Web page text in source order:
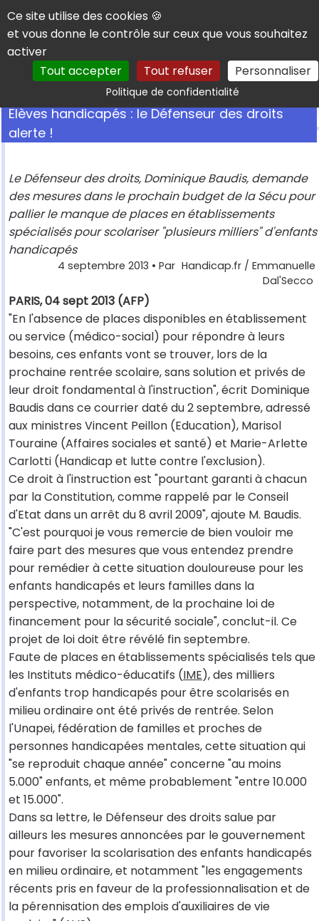
Panneau de gestion des cookies
Ce site utilise des cookies 🍪
et vous donne le contrôle sur ceux que vous souhaitez
activer
Tout accepter
Tout refuser Personnaliser
Politique de confidentialitéRechercher
Elèves handicapés : le Défenseur des droits
alerte !
Le Défenseur des droits, Dominique Baudis, demande
des mesures dans le prochain budget de la Sécu pour
pallier le manque de places en établissements
spécialisés pour scolariser "plusieurs milliers" d'enfants
handicapés
4 septembre 2013 • Par Handicap.fr / Emmanuelle
Dal'Secco
PARIS, 04 sept 2013 (AFP)
"En l'absence de places disponibles en établissement
ou service (médico-social) pour répondre à leurs
besoins, ces enfants vont se trouver, lors de la
prochaine rentrée scolaire, sans solution et privés de
leur droit fondamental à l'instruction", écrit Dominique
Baudis dans ce courrier daté du 2 septembre, adressé
aux ministres Vincent Peillon (Education), Marisol
Touraine (Affaires sociales et santé) et Marie-Arlette
Carlotti (Handicap et lutte contre l'exclusion).
Ce droit à l'instruction est "pourtant garanti à chacun
par la Constitution, comme rappelé par le Conseil
d'Etat dans un arrêt du 8 avril 2009", ajoute M. Baudis.
"C'est pourquoi je vous remercie de bien vouloir me
faire part des mesures que vous entendez prendre
pour remédier à cette situation douloureuse pour les
enfants handicapés et leurs familles dans la
perspective, notamment, de la prochaine loi de
financement pour la sécurité sociale", conclut-il. Ce
projet de loi doit être révélé fin septembre.
Faute de places en établissements spécialisés tels que
les Instituts médico-éducatifs (IME), des milliers
d'enfants trop handicapés pour être scolarisés en
milieu ordinaire ont été privés de rentrée. Selon
l'Unapei, fédération de familles et proches de
personnes handicapées mentales, cette situation qui
"se reproduit chaque année" concerne "au moins
5.000" enfants, et même probablement "entre 10.000
et 15.000".
Dans sa lettre, le Défenseur des droits salue par
ailleurs les mesures annoncées par le gouvernement
pour favoriser la scolarisation des enfants handicapés
en milieu ordinaire, et notamment "les engagements
récents pris en faveur de la professionnalisation et de
la pérennisation des emplois d'auxiliaires de vie